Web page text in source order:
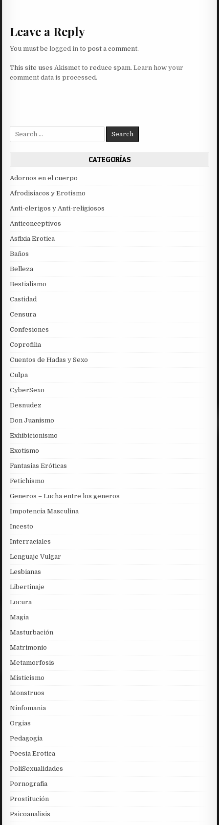
Leave a Reply
You must belogged in to post a comment.
This site uses Akismet to reduce spam.Learn how your
comment data is processed.
Search
for:
CATEGORÍAS
Adornos en el cuerpo
Afrodisiacos y Erotismo
Anti-clerigos y Anti-religiosos
Anticonceptivos
Asfixia Erotica
Baños
Belleza
Bestialismo
Castidad
Censura
Confesiones
Coprofilia
Cuentos de Hadas y Sexo
Culpa
CyberSexo
Desnudez
Don Juanismo
Exhibicionismo
Exotismo
Fantasias Eróticas
Fetichismo
Generos – Lucha entre los generos
Impotencia Masculina
Incesto
Interraciales
Lenguaje Vulgar
Lesbianas
Libertinaje
Locura
Magia
Masturbación
Matrimonio
Metamorfosis
Misticismo
Monstruos
Ninfomania
Orgias
Pedagogia
Poesia Erotica
PoliSexualidades
Pornografia
Prostitución
Psicoanalisis